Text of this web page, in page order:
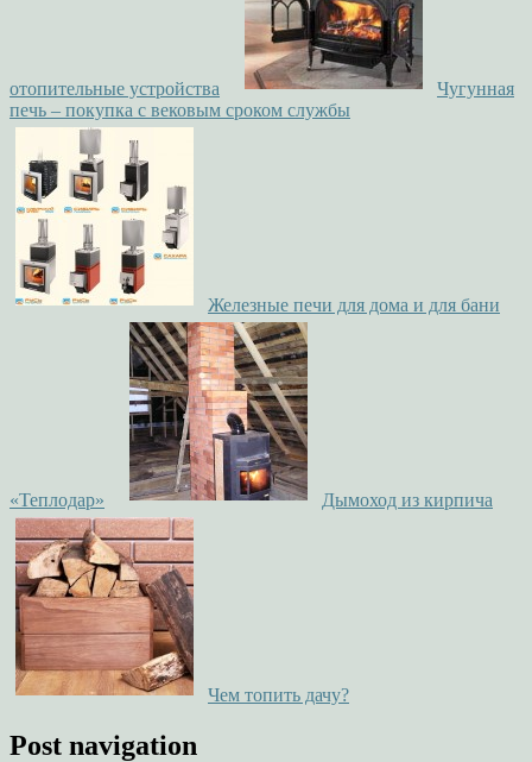
отопительные устройства
Чугунная
печь – покупка с вековым сроком службы
Железные печи для дома и для бани
«Теплодар» Дымоход из кирпича
Чем топить дачу?
Post navigation